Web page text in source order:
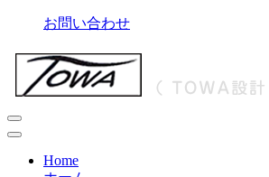
content
お問い合わせ
Home